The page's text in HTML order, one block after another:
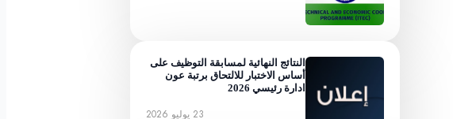
النتائج النهائية لمسابقة التوظيف على
أساس الاختبار للالتحاق برتبة عون
ادارة رئيسي 2026
23 يوليو 2026